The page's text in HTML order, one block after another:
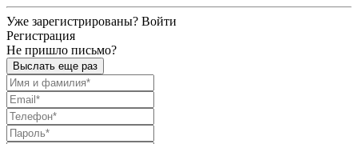
Уже зарегистрированы? Войти
Регистрация
Не пришло письмо?
Выслать еще раз